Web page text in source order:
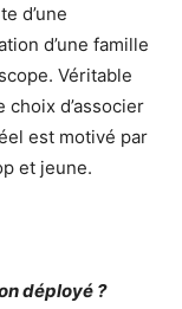
d’une
d’une famille
Véritable
d’associer
est motivé par
et jeune.
déployé ?